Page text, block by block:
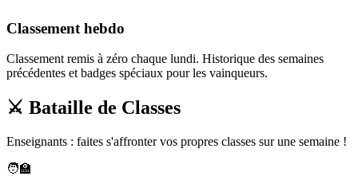
Classement hebdo
Classement remis à zéro chaque lundi. Historique des semaines
précédentes et badges spéciaux pour les vainqueurs.
⚔️ Bataille de Classes
Enseignants : faites s'affronter vos propres classes sur une semaine !
🧑‍🏫